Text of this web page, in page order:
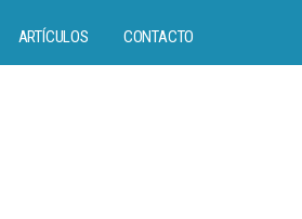
ARTÍCULOS CONTACTO